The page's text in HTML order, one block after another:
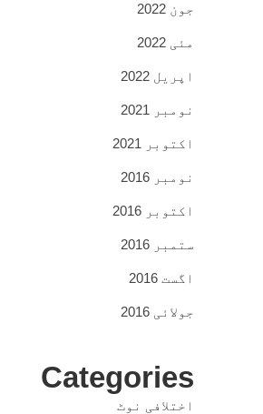
جون 2022
مئی 2022
اپریل 2022
نومبر 2021
اکتوبر 2021
نومبر 2016
اکتوبر 2016
ستمبر 2016
اگست 2016
جولائی 2016
Categories
اختلافی نوٹ